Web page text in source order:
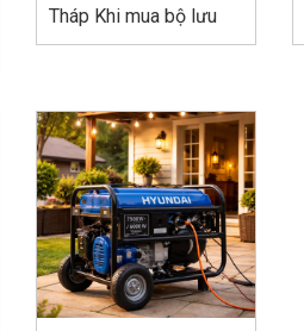
Tháp Khi mua bộ lưu